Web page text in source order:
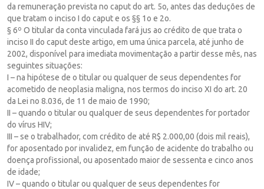
da remuneração prevista no caput do art. 5o, antes das deduções de
que tratam o inciso I do caput e os §§ 1o e 2o.
§ 6º O titular da conta vinculada fará jus ao crédito de que trata o
inciso II do caput deste artigo, em uma única parcela, até junho de
2002, disponível para imediata movimentação a partir desse mês, nas
seguintes situações:
I – na hipótese de o titular ou qualquer de seus dependentes for
acometido de neoplasia maligna, nos termos do inciso XI do art. 20
da Lei no 8.036, de 11 de maio de 1990;
II – quando o titular ou qualquer de seus dependentes for portador
do vírus HIV;
III – se o trabalhador, com crédito de até R$ 2.000,00 (dois mil reais),
for aposentado por invalidez, em função de acidente do trabalho ou
doença profissional, ou aposentado maior de sessenta e cinco anos
de idade;
IV – quando o titular ou qualquer de seus dependentes for